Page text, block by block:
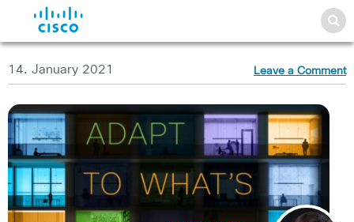
14. January 2021 Leave a Comment